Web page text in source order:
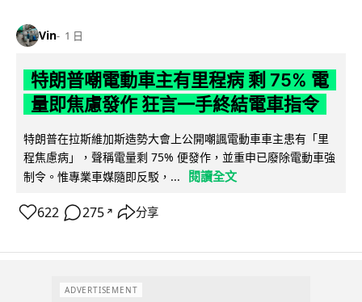
Vin 1 日
特朗普嘲電動車主有里程病 剩 75% 電
量即焦慮發作 狂言一手終結電車指令
特朗普在拉斯維加斯造勢大會上公開嘲諷電動車車主患有「里
程焦慮病」，聲稱電量剩 75% 便發作，並重申已廢除電動車強
制令。惟專業車媒隨即反駁，...
閱讀全文
622 275 ↗ 分享
ADVERTISEMENT